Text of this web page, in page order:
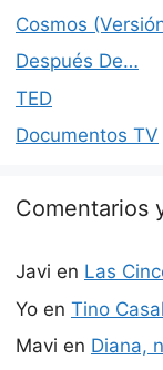
Cosmos
Después De…
TED
Documentos TV
Comentarios
Javi en Las
Yo en Tino
Mavi en Diana,